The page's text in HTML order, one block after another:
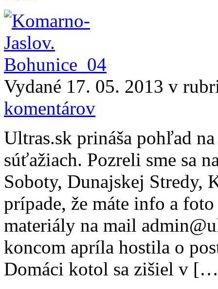
Vydané 17. 05. 2013 v
komentárov
Ultras.sk prináša pohľad
súťažiach. Pozreli sme sa
Soboty, Dunajskej Stredy,
prípade, že máte info a
materiály na mail
koncom apríla hostila o
Domáci kotol sa zišiel v